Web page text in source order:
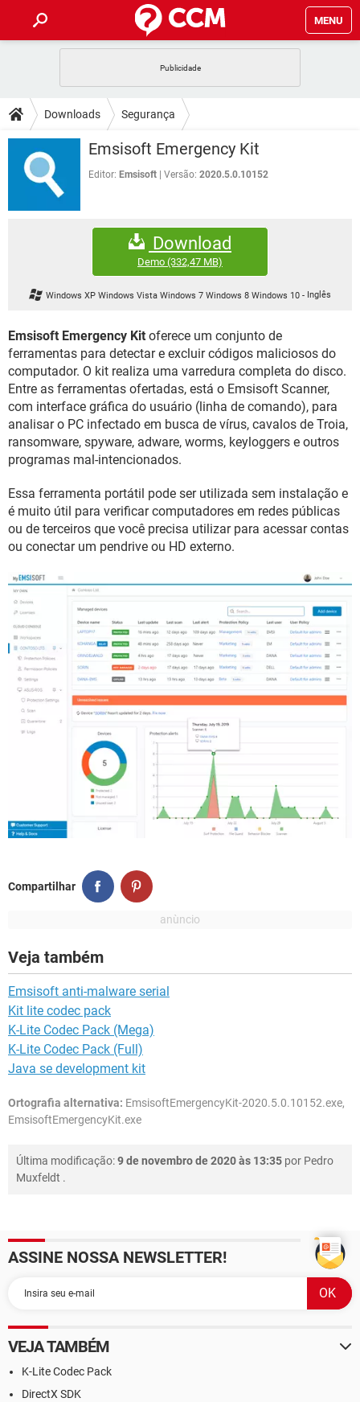
MENU
CELULAR
EXCEL
INSTAGRAM GMAIL
GUIA DE COMPRAS
DICAS
JOGOS
CELULAR FACEBOOK
OUTLOOK
JOGOS WHATSAPP
CELULAR
EXCEL
GMAIL
FÓRUM
FACEBOOK
EXCEL
INSTAGRAM GMAIL
WHATSAPP
INSTAGRAM GMAIL
GUIA DE COMPRAS
Downloads Segurança
Emsisoft Emergency Kit
Editor: Emsisoft Versão: 2020.5.0.10152
Download
Demo (332,47 MB)
Windows XP Windows Vista Windows 7 Windows 8 Windows 10 - Inglês
Emsisoft Emergency Kit oferece um conjunto de
ferramentas para detectar e excluir códigos maliciosos do
computador. O kit realiza uma varredura completa do disco.
Entre as ferramentas ofertadas, está o Emsisoft Scanner,
com interface gráfica do usuário (linha de comando), para
analisar o PC infectado em busca de vírus, cavalos de Troia,
ransomware, spyware, adware, worms, keyloggers e outros
programas mal-intencionados.
Essa ferramenta portátil pode ser utilizada sem instalação e
é muito útil para verificar computadores em redes públicas
ou de terceiros que você precisa utilizar para acessar contas
ou conectar um pendrive ou HD externo.
Compartilhar
Veja também
Emsisoft anti-malware serial
Kit lite codec pack
K-Lite Codec Pack (Mega)
K-Lite Codec Pack (Full)
Java se development kit
Ortografia alternativa: EmsisoftEmergencyKit-2020.5.0.10152.exe,
EmsisoftEmergencyKit.exe
Última modificação:9 de novembro de 2020 às 13:35 por Pedro
Muxfeldt .
ASSINE NOSSA NEWSLETTER!
VEJA TAMBÉM
K-Lite Codec Pack
DirectX SDK